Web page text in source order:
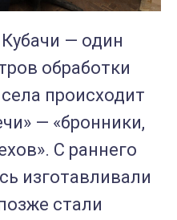
— один
обработки
происходит
— «бронники,
С раннего
изготавливали
стали